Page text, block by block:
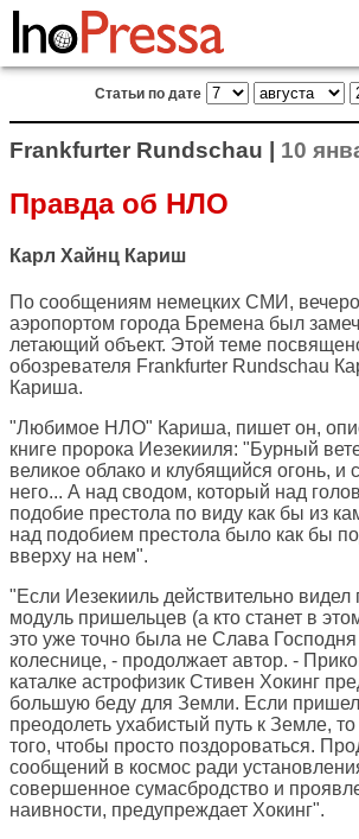
Статьи по дате
Frankfurter Rundschau | 10
Правда об НЛО
Карл Хайнц Кариш
По сообщениям немецких СМИ,
аэропортом города Бремена был
летающий объект. Этой теме
обозревателя Frankfurter Rundschau
Кариша.
"Любимое НЛО" Кариша, пишет он,
книге пророка Иезекииля: "Бурный
великое облако и клубящийся огонь, и
него... А над сводом, который над
подобие престола по виду как бы из
над подобием престола было как бы
вверху на нем".
"Если Иезекииль действительно видел
модуль пришельцев (а кто станет в
это уже точно была не Слава
колеснице, - продолжает автор. -
каталке астрофизик Стивен Хокинг
большую беду для Земли. Если
преодолеть ухабистый путь к Земле,
того, чтобы просто поздороваться.
сообщений в космос ради
совершенное сумасбродство и
наивности, предупреждает Хокинг".